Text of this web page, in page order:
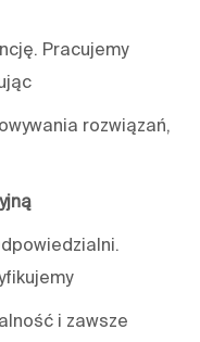
Pracujemy
rozwiązań,
i zawsze